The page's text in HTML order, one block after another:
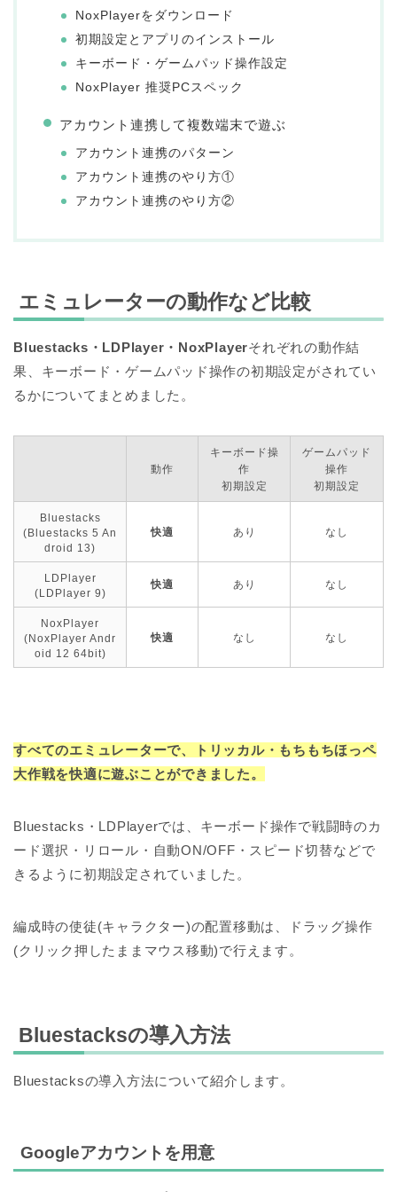
NoxPlayerをダウンロード
初期設定とアプリのインストール
キーボード・ゲームパッド操作設定
NoxPlayer 推奨PCスペック
アカウント連携して複数端末で遊ぶ
アカウント連携のパターン
アカウント連携のやり方①
アカウント連携のやり方②
エミュレーターの動作など比較
Bluestacks・LDPlayer・NoxPlayerそれぞれの動作結
果、キーボード・ゲームパッド操作の初期設定がされてい
るかについてまとめました。
動作
キーボード操
作
初期設定
ゲームパッド
操作
初期設定
Bluestacks
(Bluestacks 5 An
droid 13)
快適 あり なし
LDPlayer
(LDPlayer 9)
快適 あり なし
NoxPlayer
(NoxPlayer Andr
oid 12 64bit)
快適 なし なし
すべてのエミュレーターで、トリッカル・もちもちほっペ
大作戦を快適に遊ぶことができました。
Bluestacks・LDPlayerでは、キーボード操作で戦闘時のカ
ード選択・リロール・自動ON/OFF・スピード切替などで
きるように初期設定されていました。
編成時の使徒(キャラクター)の配置移動は、ドラッグ操作
(クリック押したままマウス移動)で行えます。
Bluestacksの導入方法
Bluestacksの導入方法について紹介します。
Googleアカウントを用意